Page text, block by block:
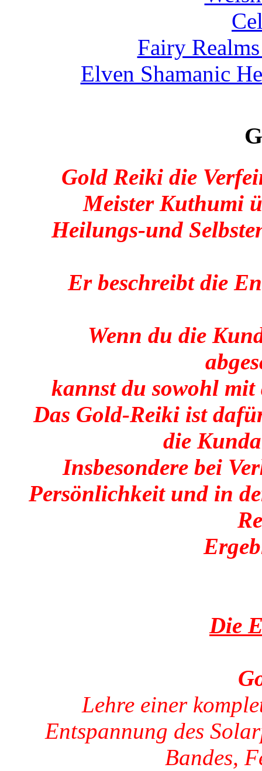
Fairy
Elven Shamanic
Gold Reiki die
Meister Kuthumi
Heilungs-und
Er beschreibt die
Wenn du die
kannst du sowohl mit
Das Gold-Reiki ist
die
Insbesondere bei
Persönlichkeit und in
Die
Lehre einer
Entspannung des
Bandes,